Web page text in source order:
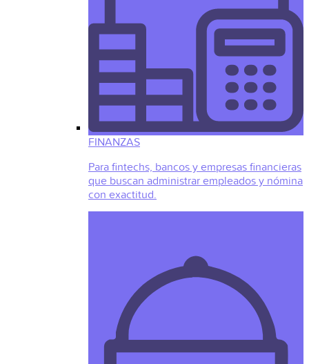
FINANZAS
Para fintechs, bancos y empresas financieras
que buscan administrar empleados y nómina
con exactitud.